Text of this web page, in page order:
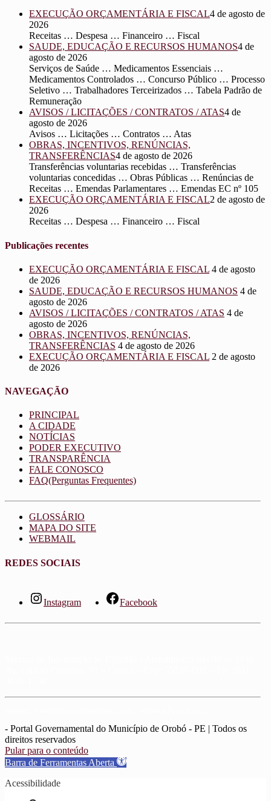
EXECUÇÃO ORÇAMENTÁRIA E FISCAL4 de agosto de
2026
Receitas … Despesa … Financeiro … Fiscal
SAUDE, EDUCAÇÃO E RECURSOS HUMANOS4 de
agosto de 2026
Serviços de Saúde … Medicamentos Essenciais …
Medicamentos Controlados … Concurso Público … Processo
Seletivo … Trabalhadores Terceirizados … Tabela Padrão de
Remuneração
AVISOS / LICITAÇÕES / CONTRATOS / ATAS4 de
agosto de 2026
Avisos … Licitações … Contratos … Atas
OBRAS, INCENTIVOS, RENÚNCIAS,
TRANSFERÊNCIAS4 de agosto de 2026
Transferências voluntarias recebidas … Transferências
voluntarias concedidas … Obras Públicas … Renúncias de
Receitas … Emendas Parlamentares … Emendas EC nº 105
EXECUÇÃO ORÇAMENTÁRIA E FISCAL2 de agosto de
2026
Receitas … Despesa … Financeiro … Fiscal
Publicações recentes
EXECUÇÃO ORÇAMENTÁRIA E FISCAL 4 de agosto
de 2026
SAUDE, EDUCAÇÃO E RECURSOS HUMANOS 4 de
agosto de 2026
AVISOS / LICITAÇÕES / CONTRATOS / ATAS 4 de
agosto de 2026
OBRAS, INCENTIVOS, RENÚNCIAS,
TRANSFERÊNCIAS 4 de agosto de 2026
EXECUÇÃO ORÇAMENTÁRIA E FISCAL 2 de agosto
de 2026
NAVEGAÇÃO
PRINCIPAL
A CIDADE
NOTÍCIAS
PODER EXECUTIVO
TRANSPARÊNCIA
FALE CONOSCO
FAQ(Perguntas Frequentes)
GLOSSÁRIO
MAPA DO SITE
WEBMAIL
REDES SOCIAIS
Instagram Facebook
- Portal Governamental do Município de Orobó - PE | Todos os
direitos reservados
Pular para o conteúdo
Barra de Ferramentas Aberta
Acessibilidade